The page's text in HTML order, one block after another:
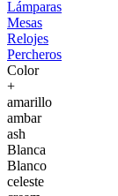
Lámparas
Mesas
Relojes
Percheros
Color
+
amarillo
ambar
ash
Blanca
Blanco
celeste